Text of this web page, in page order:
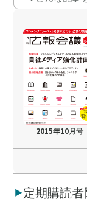
2015年10月号
定期購読